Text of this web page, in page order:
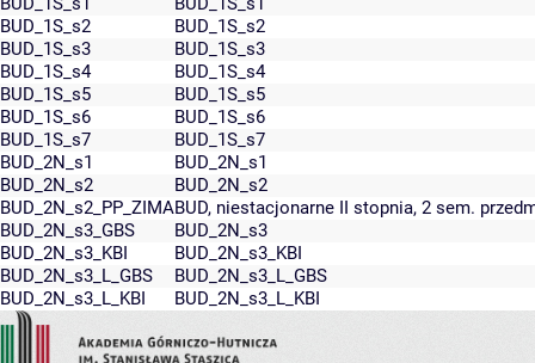
BUD_1S_s2
BUD_1S_s2
BUD_1S_s3
BUD_1S_s3
BUD_1S_s4
BUD_1S_s4
BUD_1S_s5
BUD_1S_s5
BUD_1S_s6
BUD_1S_s6
BUD_1S_s7
BUD_1S_s7
BUD_2N_s1
BUD_2N_s1
BUD_2N_s2
BUD_2N_s2
BUD_2N_s2_PP_ZIMABUD, niestacjonarne II stopnia, 2 sem.
BUD_2N_s3_GBS
BUD_2N_s3
BUD_2N_s3_KBI
BUD_2N_s3_KBI
BUD_2N_s3_L_GBS
BUD_2N_s3_L_GBS
BUD_2N_s3_L_KBI
BUD_2N_s3_L_KBI